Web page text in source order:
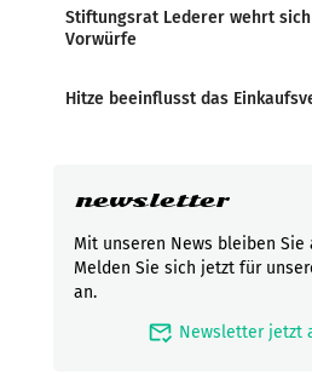
Stiftungsrat Lederer wehrt sich
Vorwürfe
Hitze beeinflusst das
newsletter
Mit unseren News bleiben Sie
Melden Sie sich jetzt für
an.
mark_email_read Newsletter jetzt